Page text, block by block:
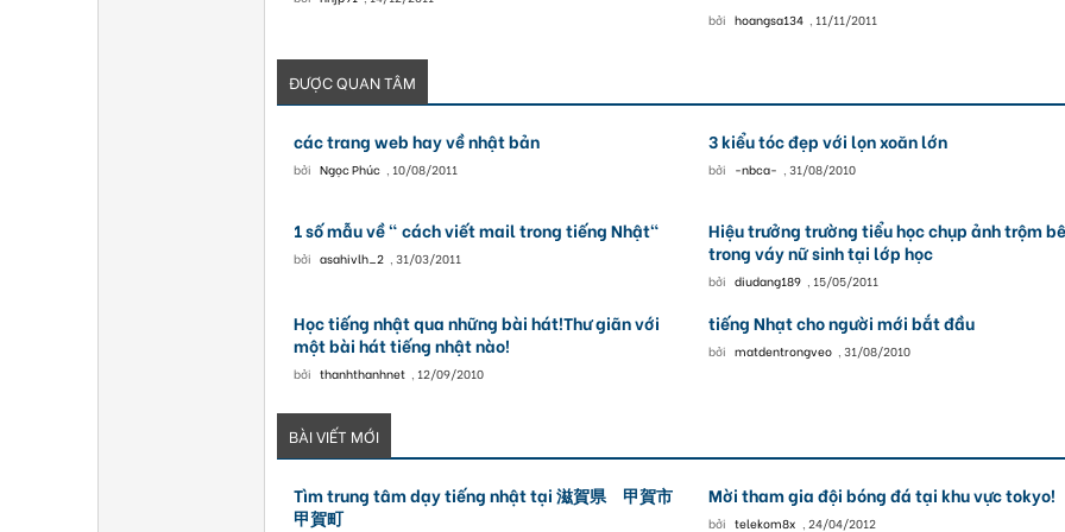
bởi hoangsa134 , 11/11/2011
ĐƯỢC QUAN TÂM
các trang web hay về nhật bản
bởi Ngọc Phúc , 10/08/2011
3 kiểu tóc đẹp với lọn xoăn lớn
bởi -nbca- , 31/08/2010
1 số mẫu về " cách viết mail trong tiếng Nhật"
bởi asahivlh_2 , 31/03/2011
Hiệu trưởng trường tiểu học chụp ảnh trộm
trong váy nữ sinh tại lớp học
bởi diudang189 , 15/05/2011
Học tiếng nhật qua những bài hát!Thư giãn với
một bài hát tiếng nhật nào!
bởi thanhthanhnet , 12/09/2010
tiếng Nhạt cho người mới bắt đầu
bởi matdentrongveo , 31/08/2010
BÀI VIẾT MỚI
Tìm trung tâm dạy tiếng nhật tại 滋賀県 甲賀市
甲賀町
Mời tham gia đội bóng đá tại khu vực tokyo!
bởi telekom8x , 24/04/2012